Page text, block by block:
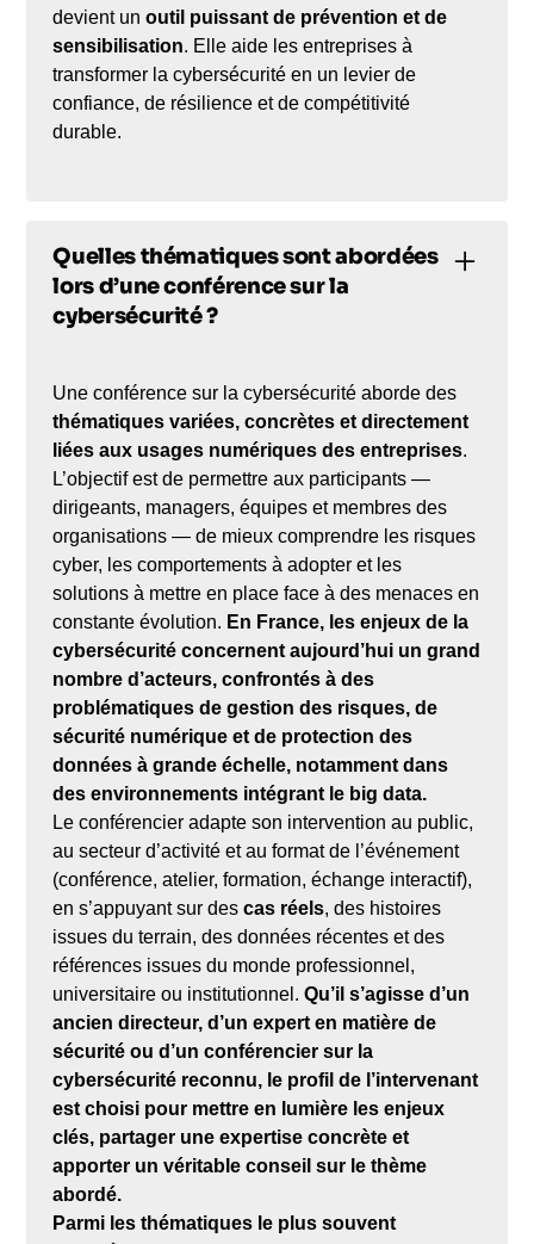
devient unoutil puissant de prévention et de
sensibilisation. Elle aide les entreprises à
transformer la cybersécurité en un levier de
confiance, de résilience et de compétitivité
durable.
Quelles thématiques sont abordées
lors d’une conférence sur la
cybersécurité ?
Une conférence sur la cybersécurité aborde des
thématiques variées, concrètes et directement
liées aux usages numériques des entreprises.
L’objectif est de permettre aux participants —
dirigeants, managers, équipes et membres des
organisations — de mieux comprendre les risques
cyber, les comportements à adopter et les
solutions à mettre en place face à des menaces en
constante évolution. En France, les enjeux de la
cybersécurité concernent aujourd’hui un grand
nombre d’acteurs, confrontés à des
problématiques de gestion des risques, de
sécurité numérique et de protection des
données à grande échelle, notamment dans
des environnements intégrant le big data.
Le conférencier adapte son intervention au public,
au secteur d’activité et au format de l’événement
(conférence, atelier, formation, échange interactif),
en s’appuyant sur descas réels, des histoires
issues du terrain, des données récentes et des
références issues du monde professionnel,
universitaire ou institutionnel.Qu’il s’agisse d’un
ancien directeur, d’un expert en matière de
sécurité ou d’un conférencier sur la
cybersécurité reconnu, le profil de l’intervenant
est choisi pour mettre en lumière les enjeux
clés, partager une expertise concrète et
apporter un véritable conseil sur le thème
abordé.
Parmi les thématiques le plus souvent